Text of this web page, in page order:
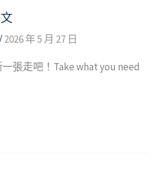
/2026 年 5 月 27 日
張走吧！Take what you need